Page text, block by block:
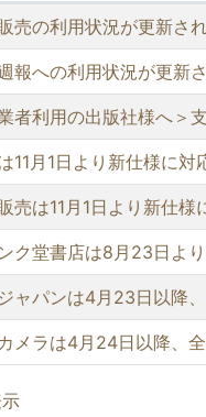
売の利用状況が更新さ
報への利用状況が更新
者利用の出版社様へ＞
11月1日より新仕様に
売は11月1日より新仕
ク堂書店は8月23日よ
ャパンは4月23日以降
メラは4月24日以降、